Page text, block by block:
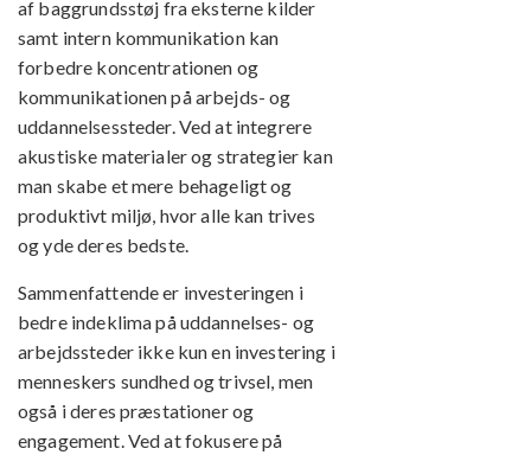
af baggrundsstøj fra eksterne kilder
samt intern kommunikation kan
forbedre koncentrationen og
kommunikationen på arbejds- og
uddannelsessteder. Ved at integrere
akustiske materialer og strategier kan
man skabe et mere behageligt og
produktivt miljø, hvor alle kan trives
og yde deres bedste.
Sammenfattende er investeringen i
bedre indeklima på uddannelses- og
arbejdssteder ikke kun en investering i
menneskers sundhed og trivsel, men
også i deres præstationer og
engagement. Ved at fokusere på